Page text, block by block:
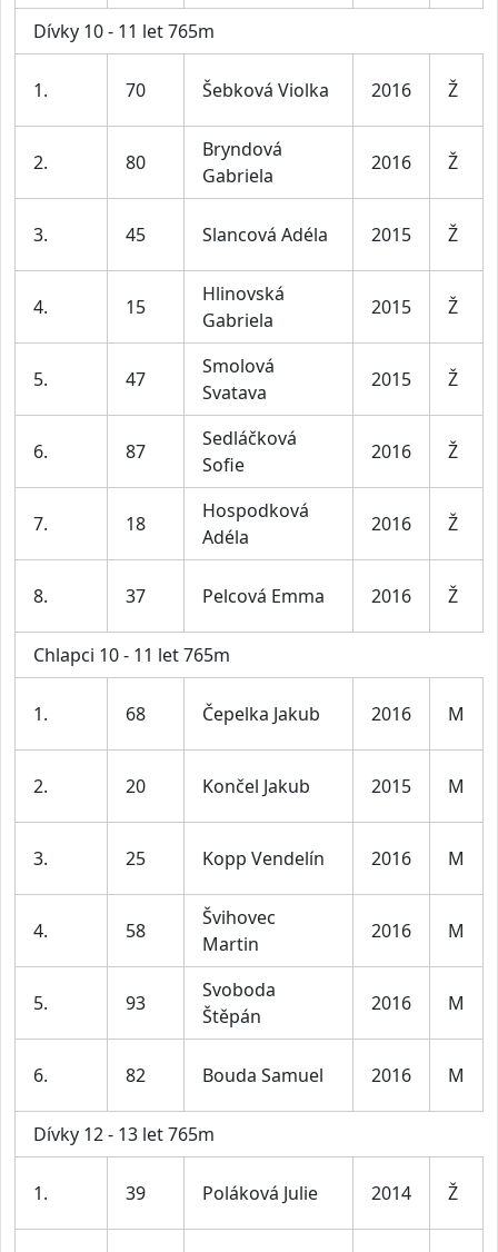
Dívky 10 - 11 let 765m
1. 70 Šebková Violka 2016 Ž
2. 80
Bryndová
Gabriela
2016 Ž
3. 45 Slancová Adéla 2015 Ž
4. 15
Hlinovská
Gabriela
2015 Ž
5. 47
Smolová
Svatava
2015 Ž
6. 87
Sedláčková
Sofie
2016 Ž
7. 18
Hospodková
Adéla
2016 Ž
8. 37 Pelcová Emma 2016 Ž
Chlapci 10 - 11 let 765m
1. 68 Čepelka Jakub 2016 M
2. 20 Končel Jakub 2015 M
3. 25 Kopp Vendelín 2016 M
4. 58
Švihovec
Martin
2016 M
5. 93
Svoboda
Štěpán
2016 M
6. 82 Bouda Samuel 2016 M
Dívky 12 - 13 let 765m
1. 39 Poláková Julie 2014 Ž